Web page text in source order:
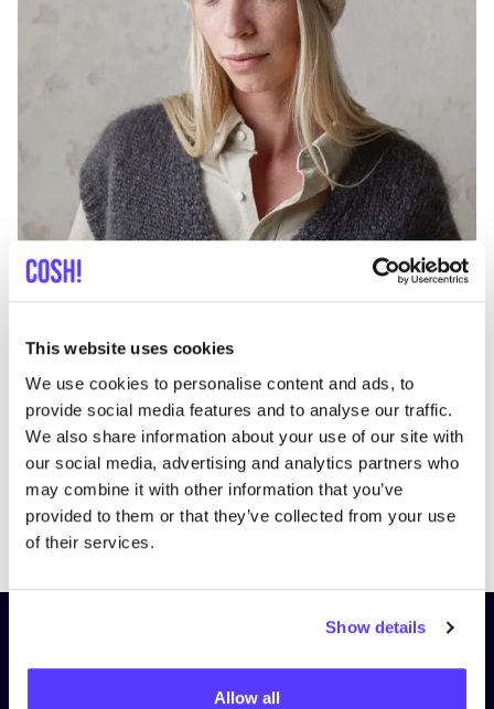
This website uses cookies
We use cookies to personalise content and ads, to
provide social media features and to analyse our traffic.
We also share information about your use of our site with
our social media, advertising and analytics partners who
may combine it with other information that you’ve
provided to them or that they’ve collected from your use
of their services.
Show details
Allow all
PreviousNext
Schrijf je in op onze nieuwsbrief
en blijf op de hoogte!